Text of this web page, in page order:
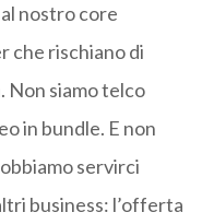
nostro core
che rischiano di
Non siamo telco
in bundle. E non
servirci
business: l’offerta